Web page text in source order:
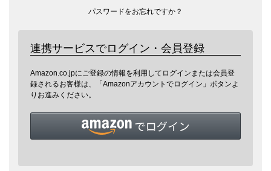
パスワードをお忘れですか？
連携サービスでログイン・会員登録
Amazon.co.jpにご登録の情報を利用してログインまたは会員登
録されるお客様は、「Amazonアカウントでログイン」ボタンよ
りお進みください。